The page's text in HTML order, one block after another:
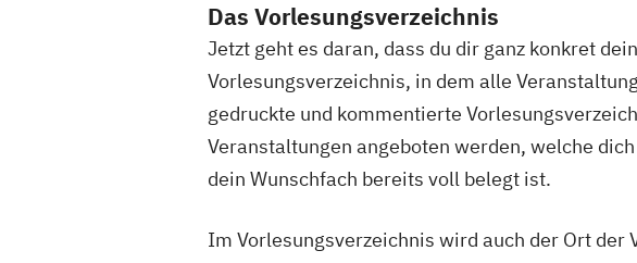
Das Vorlesungsverzeichnis
Jetzt geht es daran, dass du dir ganz konkret
Vorlesungsverzeichnis, in dem alle
gedruckte und kommentierte
Veranstaltungen angeboten werden, welche
dein Wunschfach bereits voll belegt ist.
Im Vorlesungsverzeichnis wird auch der Ort der